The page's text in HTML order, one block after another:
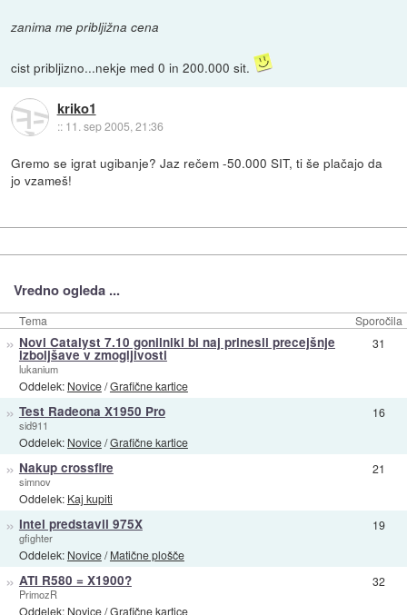
zanima me pribljižna cena
cist pribljizno...nekje med 0 in 200.000 sit.
kriko1
:: 11. sep 2005, 21:36
Gremo se igrat ugibanje? Jaz rečem -50.000 SIT, ti še plačajo da
jo vzameš!
Vredno ogleda ...
Tema Sporočila
» Novi Catalyst 7.10 gonilniki bi naj prinesli precejšnje
izboljšave v zmogljivosti
lukanium
Oddelek: Novice/Grafične kartice
31
» Test Radeona X1950 Pro
sid911
Oddelek: Novice/Grafične kartice
16
» Nakup crossfire
simnov
Oddelek: Kaj kupiti
21
» Intel predstavil 975X
gfighter
Oddelek: Novice/Matične plošče
19
» ATI R580 = X1900?
PrimozR
Oddelek: Novice/Grafične kartice
32